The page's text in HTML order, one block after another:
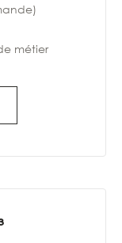
métier